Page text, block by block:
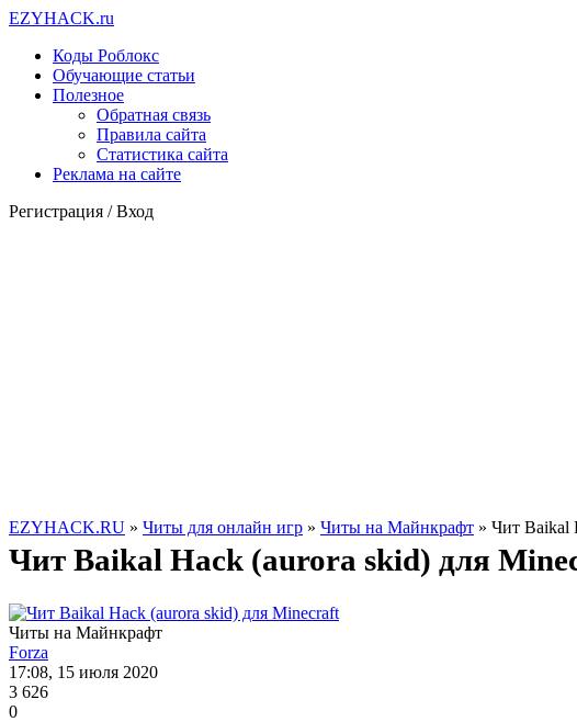
EZYHACK.ru
Коды Роблокс
Обучающие статьи
Полезное
Обратная связь
Правила сайта
Статистика сайта
Реклама на сайте
Регистрация /Вход
EZYHACK.RU » Читы для онлайн игр » Читы на Майнкрафт » Чит Baikal
Чит Baikal Hack (aurora skid) для
Читы на Майнкрафт
Forza
17:08, 15 июля 2020
3 626
0